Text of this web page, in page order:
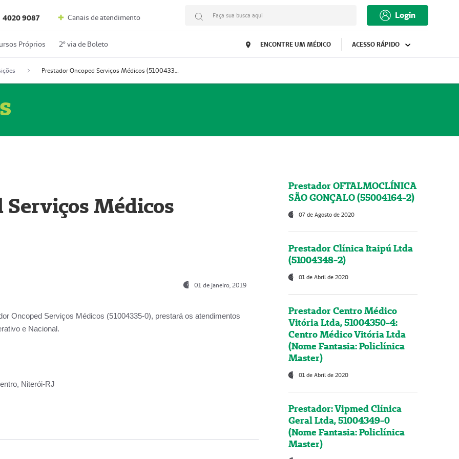
4020 9087 Canais de atendimento Faça sua busca aqui Login
Próprios 2º via de Boleto ENCONTRE UM MÉDICO ACESSO RÁPIDO
Prestador Oncoped Serviços Médicos (51004335-0)
Serviços Médicos
01 de janeiro, 2019
Oncoped Serviços Médicos (51004335-0), prestará os atendimentos
e Nacional.
Niterói-RJ
Prestador OFTALMOCLÍNICA
SÃO GONÇALO (55004164-2)
07 de Agosto de 2020
Prestador Clínica Itaipú Ltda
(51004348-2)
01 de Abril de 2020
Prestador Centro Médico
Vitória Ltda, 51004350-4:
Centro Médico Vitória Ltda
(Nome Fantasia: Policlínica
Master)
01 de Abril de 2020
Prestador: Vipmed Clínica
Geral Ltda, 51004349-0
(Nome Fantasia: Policlínica
Master)